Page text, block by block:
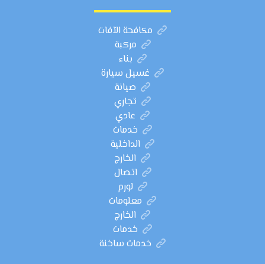
مكافحة الآفات
مركبة
بناء
غسيل سيارة
صيانة
تجاري
عادي
خدمات
الداخلية
الخارج
اتصال
لورم
معلومات
الخارج
خدمات
خدمات ساخنة